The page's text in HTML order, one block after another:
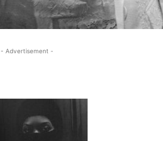
- Advertisement -